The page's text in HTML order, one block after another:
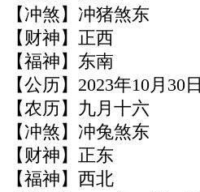
【冲煞】冲猪煞东
【财神】正西
【福神】东南
【公历】2023年10月30日
【农历】九月十六
【冲煞】冲兔煞东
【财神】正东
【福神】西北